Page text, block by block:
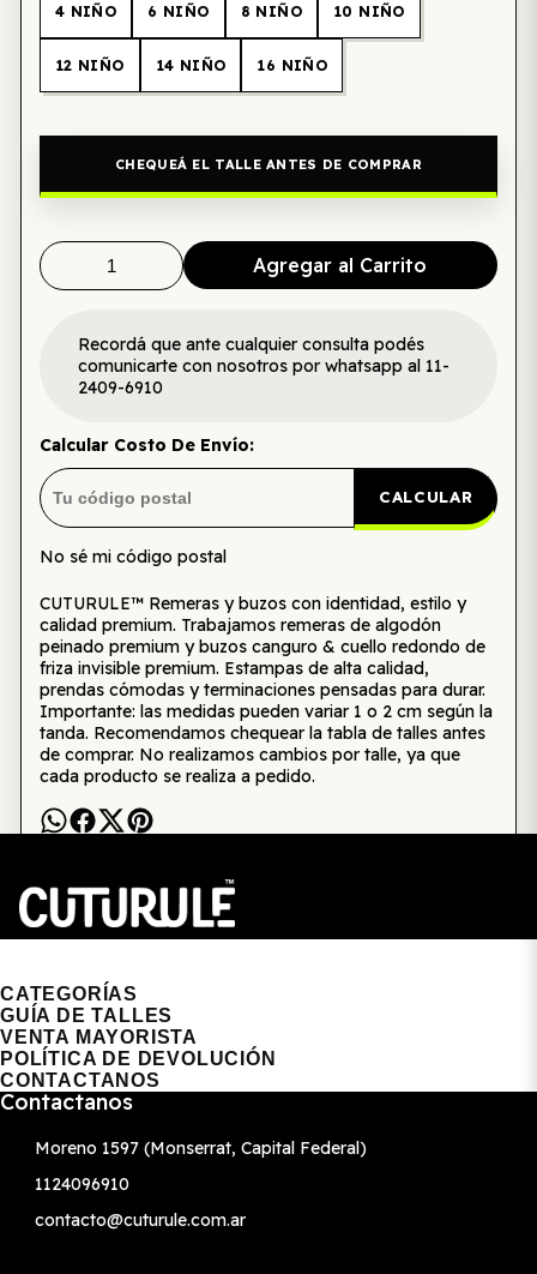
4 NIÑO 6 NIÑO 8 NIÑO 10 NIÑO
12 NIÑO 14 NIÑO 16 NIÑO
CHEQUEÁ EL TALLE ANTES DE COMPRAR
Agregar al Carrito
Recordá que ante cualquier consulta podés
comunicarte con nosotros por whatsapp al 11-
2409-6910
Calcular Costo De Envío:
CALCULAR
No sé mi código postal
CUTURULE™ Remeras y buzos con identidad, estilo y
calidad premium. Trabajamos remeras de algodón
peinado premium y buzos canguro & cuello redondo de
friza invisible premium. Estampas de alta calidad,
prendas cómodas y terminaciones pensadas para durar.
Importante: las medidas pueden variar 1 o 2 cm según la
tanda. Recomendamos chequear la tabla de talles antes
de comprar. No realizamos cambios por talle, ya que
cada producto se realiza a pedido.
CATEGORÍAS
GUÍA DE TALLES
VENTA MAYORISTA
POLÍTICA DE DEVOLUCIÓN
CONTACTANOS
Contactanos
Moreno 1597 (Monserrat, Capital Federal)
1124096910
contacto@cuturule.com.ar